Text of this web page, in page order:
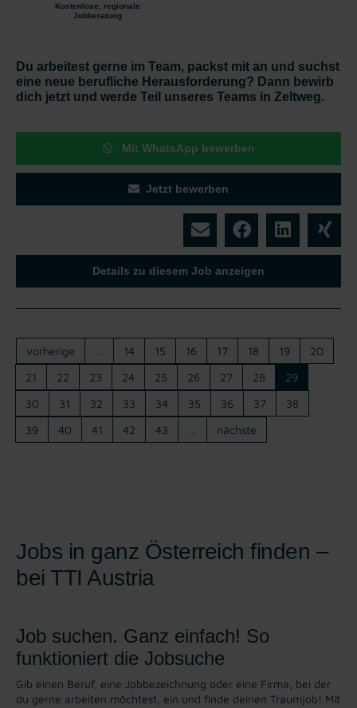
Kostenlose, regionale
Jobberatung
Du arbeitest gerne im Team, packst mit an und suchst
eine neue berufliche Herausforderung? Dann bewirb
dich jetzt und werde Teil unseres Teams in Zeltweg.
Mit WhatsApp bewerben
Jetzt bewerben
Details zu diesem Job anzeigen
vorherige 14 15 16 17 18 19
20
21
22 23 24 25 26 27 28
29
30
31 32 33 34 35 36 37
38
39
40 41 42 43 nächste
Jobs in ganz Österreich finden –
bei TTI Austria
Job suchen. Ganz einfach! So
funktioniert die Jobsuche
Gib einen Beruf, eine Jobbezeichnung oder eine Firma, bei der
du gerne arbeiten möchtest, ein und finde deinen Traumjob! Mit